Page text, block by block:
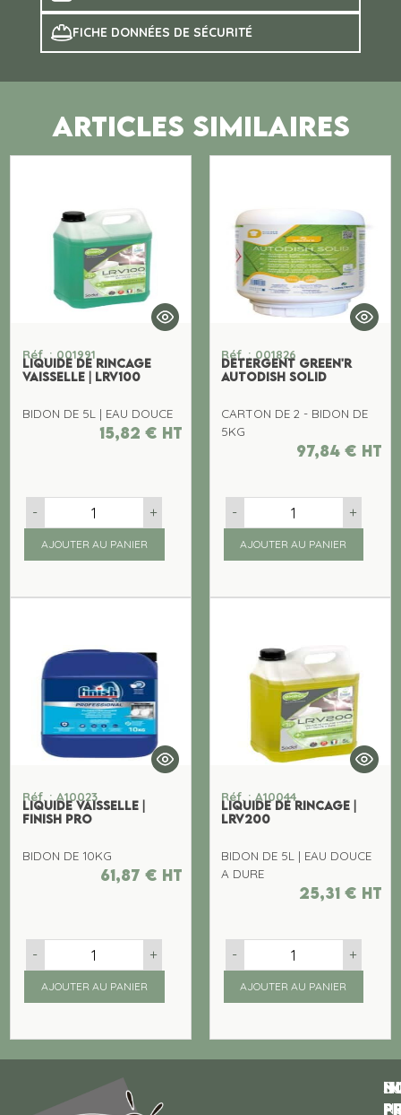
FICHE DONNÉES DE SÉCURITÉ
ARTICLES SIMILAIRES
Réf. : 001991
LIQUIDE DE RINCAGE
VAISSELLE | LRV100
BIDON DE 5L | EAU DOUCE
15,82 € ht
- +
AJOUTER AU PANIER
Réf. : 001826
DETERGENT GREEN'R
AUTODISH SOLID
CARTON DE 2 - BIDON DE
5KG
97,84 € ht
- +
AJOUTER AU PANIER
Réf. : A10023
LIQUIDE VAISSELLE |
FINISH PRO
BIDON DE 10KG
61,87 € ht
- +
AJOUTER AU PANIER
Réf. : A10044
LIQUIDE DE RINCAGE |
LRV200
BIDON DE 5L | EAU DOUCE
A DURE
25,31 € ht
- +
AJOUTER AU PANIER